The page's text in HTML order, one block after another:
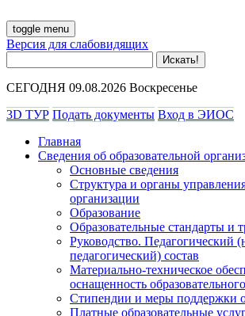
toggle menu
Версия для слабовидящих
СЕГОДНЯ 09.08.2026 Воскресенье
3D ТУР Подать документы Вход в ЭИОС
Главная
Сведения об образовательной
Основные сведения
Структура и органы
организации
Образование
Образовательные стандарты и
Руководство. Педагогический
педагогический) состав
Материально-техническое
оснащенность
Стипендии и меры поддержки
Платные образовательные